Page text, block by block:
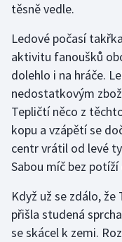
Parasport
Plavání
Plážový volejbal
Ragby
Rychlobruslení
Rychlostní
těsně vedle.
Ledové počasí
aktivitu fanoušků
dolehlo i na hráče.
nedostatkovým
Tepličtí něco z
kopu a vzápětí se
centr vrátil od levé
Sabou míč bez
Když už se zdálo,
přišla studená
se skácel k zemi.